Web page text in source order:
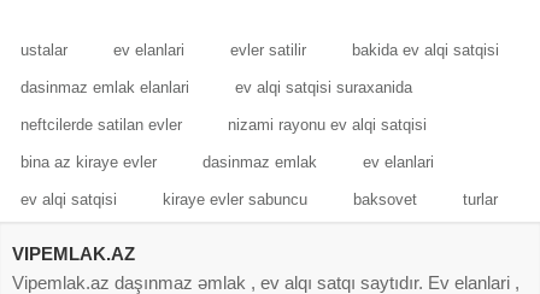
ustalar ev elanlari evler satilir bakida ev alqi satqisi
dasinmaz emlak elanlari ev alqi satqisi suraxanida
neftcilerde satilan evler nizami rayonu ev alqi satqisi
bina az kiraye evler dasinmaz emlak ev elanlari
ev alqi satqisi kiraye evler sabuncu baksovet turlar
VIPEMLAK.AZ
Vipemlak.az daşınmaz əmlak , ev alqı satqı saytıdır. Ev elanlari ,